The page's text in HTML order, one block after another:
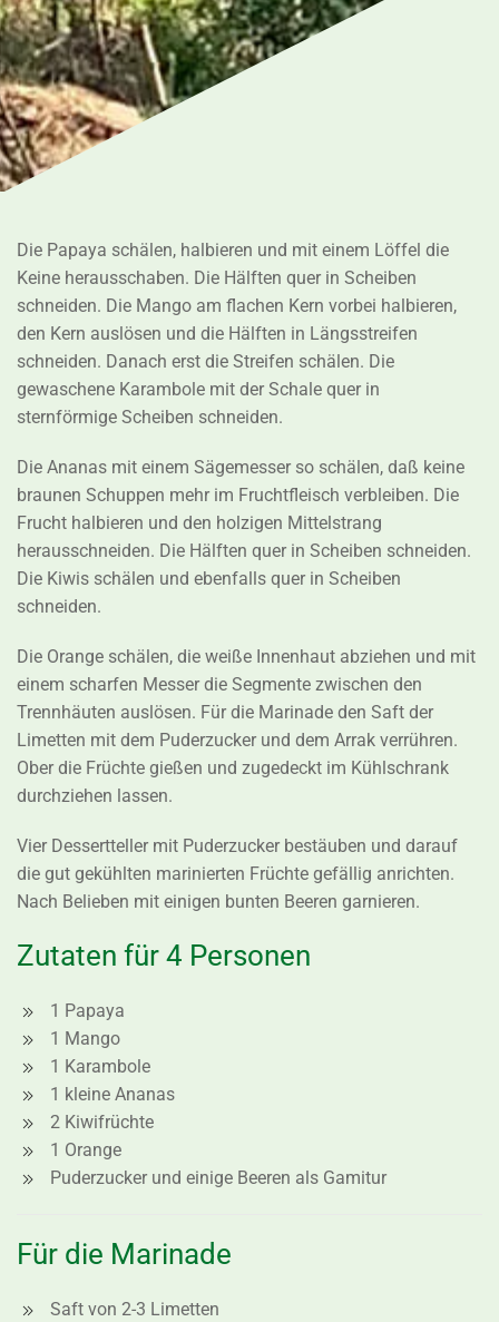
Die Papaya schälen, halbieren und mit einem Löffel die
Keine herausschaben. Die Hälften quer in Scheiben
schneiden. Die Mango am flachen Kern vorbei halbieren,
den Kern auslösen und die Hälften in Längsstreifen
schneiden. Danach erst die Streifen schälen. Die
gewaschene Karambole mit der Schale quer in
sternförmige Scheiben schneiden.
Die Ananas mit einem Sägemesser so schälen, daß keine
braunen Schuppen mehr im Fruchtfleisch verbleiben. Die
Frucht halbieren und den holzigen Mittelstrang
herausschneiden. Die Hälften quer in Scheiben schneiden.
Die Kiwis schälen und ebenfalls quer in Scheiben
schneiden.
Die Orange schälen, die weiße Innenhaut abziehen und mit
einem scharfen Messer die Segmente zwischen den
Trennhäuten auslösen. Für die Marinade den Saft der
Limetten mit dem Puderzucker und dem Arrak verrühren.
Ober die Früchte gießen und zugedeckt im Kühlschrank
durchziehen lassen.
Vier Dessertteller mit Puderzucker bestäuben und darauf
die gut gekühlten marinierten Früchte gefällig anrichten.
Nach Belieben mit einigen bunten Beeren garnieren.
Zutaten für 4 Personen
1 Papaya
1 Mango
1 Karambole
1 kleine Ananas
2 Kiwifrüchte
1 Orange
Puderzucker und einige Beeren als Gamitur
Für die Marinade
Saft von 2-3 Limetten